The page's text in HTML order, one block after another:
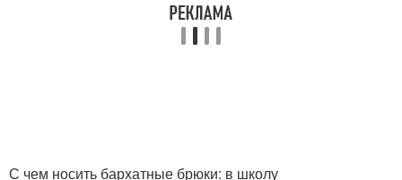
С чем носить бархатные брюки: в школу